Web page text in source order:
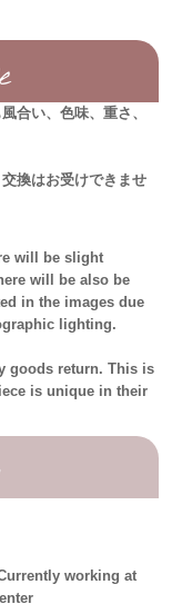
合い、色味、重さ、
換はお受けできませ
will be slight
will be also be
in the images due
lighting.
goods return. This is
is unique in their
working at